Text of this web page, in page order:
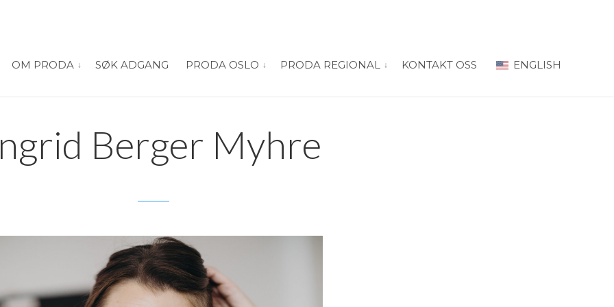
OM PRODA vis submeny for “Om PRODA”
SØK ADGANG PRODA OSLO vis submeny for “PRODA Oslo”
PRODA REGIONAL vis submeny for “PRODA Regional”
KONTAKT OSS ENGLISH
Berger Myhre